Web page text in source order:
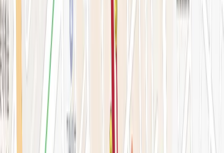
예약 확인·취소